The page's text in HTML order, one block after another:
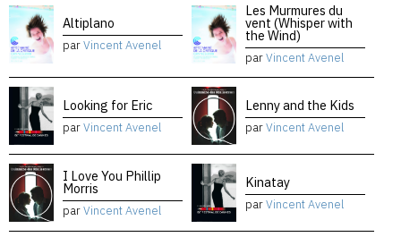
Altiplano
parVincent Avenel
Les Murmures du
vent (Whisper with
the Wind)
parVincent Avenel
Looking for Eric
parVincent Avenel
Lenny and the Kids
parVincent Avenel
I Love You Phillip
Morris
parVincent Avenel
Kinatay
parVincent Avenel